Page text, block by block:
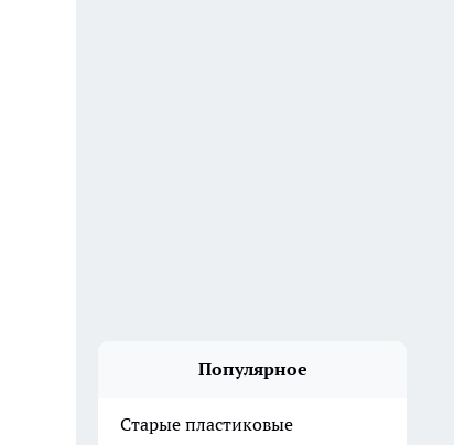
Популярное
Старые пластиковые